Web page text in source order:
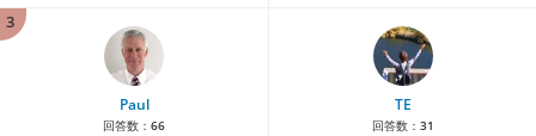
3
Paul
回答数： 66
TE
回答数： 31